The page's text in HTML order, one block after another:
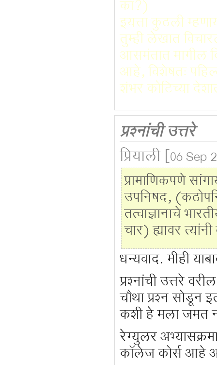
का?)
इयत्ता कुठली
तुम्ही लेखात
आसमंतात मागील
आहे, विशेषतः
शंभर कोटिच्या
प्रश्नांची उत्तरे
प्रियाली [06 Sep
प्रामाणिकपणे
उपनिषद,
तत्वाज्ञानाचे
चार) ह्यावर
धन्यवाद. मीही
प्रश्नांची उत्तरे
चौथा प्रश्न सोडून
कशी हे मला जमत
रेग्युलर
कॉलेज कोर्स आहे